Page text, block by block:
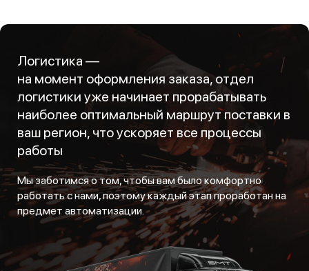
Логистика —
на момент оформления заказа, отдел
логистики уже начинает прорабатывать
наиболее оптимальный маршрут поставки в
ваш регион, что ускоряет все процессы
работы
Мы заботимся о том, чтобы вам было комфортно
работать с нами, поэтому каждый этап проработан на
предмет автоматизации.